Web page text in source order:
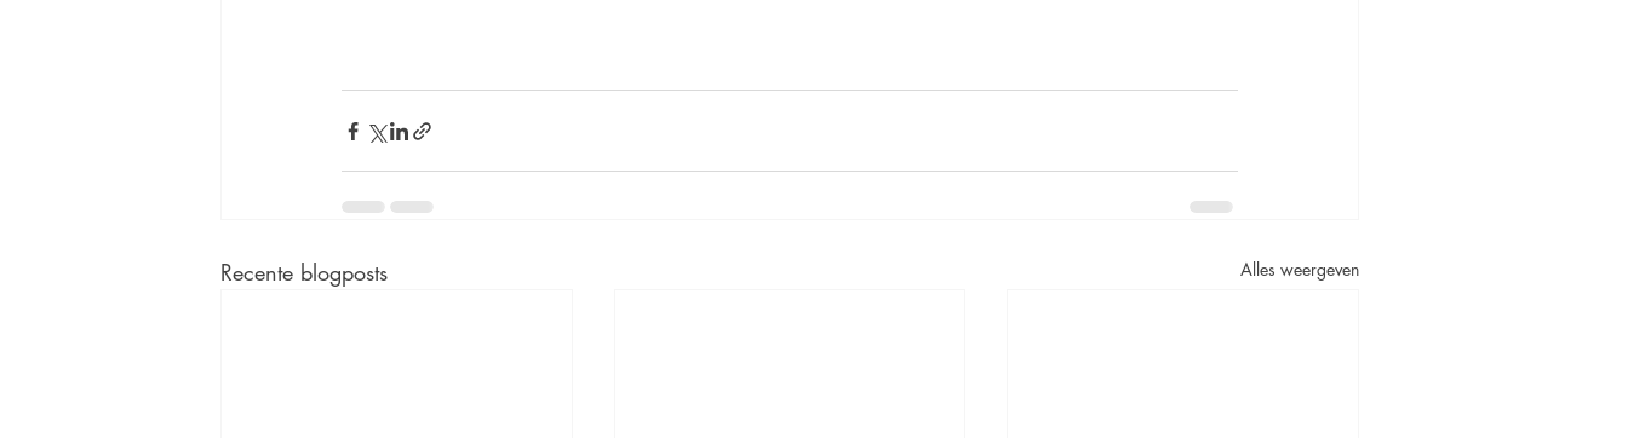
Recente blogposts Alles weergeven